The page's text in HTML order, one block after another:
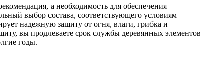
а необходимость для обеспечения
выбор состава, соответствующего условиям
надежную защиту от огня, влаги, грибка и
вы продлеваете срок службы деревянных элементов
годы.